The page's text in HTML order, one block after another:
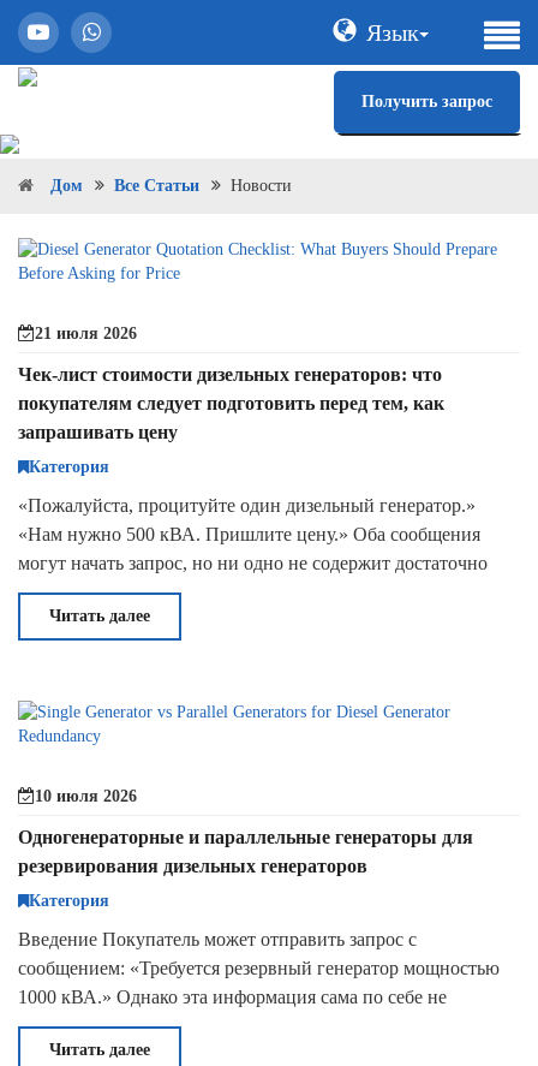
Язык
Получить запрос
Дом Все Статьи Новости
21 июля 2026
Чек-лист стоимости дизельных генераторов: что
покупателям следует подготовить перед тем, как
запрашивать цену
Категория
«Пожалуйста, процитуйте один дизельный генератор.»
«Нам нужно 500 кВА. Пришлите цену.» Оба сообщения
могут начать запрос, но ни одно не содержит достаточно
информации для полного технического предложения.
Запрошенные 5
Читать далее
10 июля 2026
Одногенераторные и параллельные генераторы для
резервирования дизельных генераторов
Категория
Введение Покупатель может отправить запрос с
сообщением: «Требуется резервный генератор мощностью
1000 кВА.» Однако эта информация сама по себе не
отвечает на один из самых важных вопросов по
проектированию систем: Должен ли проект
Читать далее